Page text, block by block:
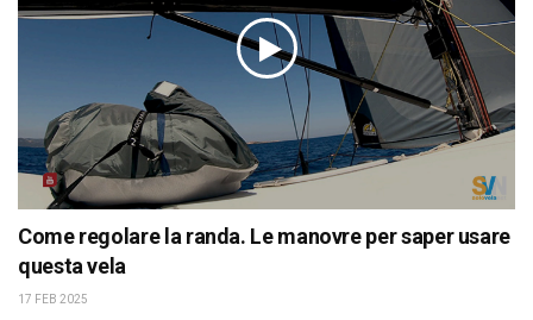
Come regolare la randa. Le manovre per saper usare
questa vela
17 FEB 2025